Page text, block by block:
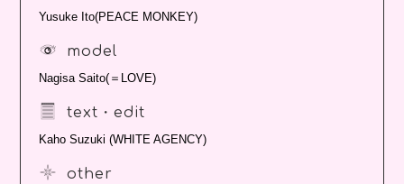
Yusuke Ito(PEACE MONKEY)
model
Nagisa Saito(＝LOVE)
text・edit
Kaho Suzuki (WHITE AGENCY)
other